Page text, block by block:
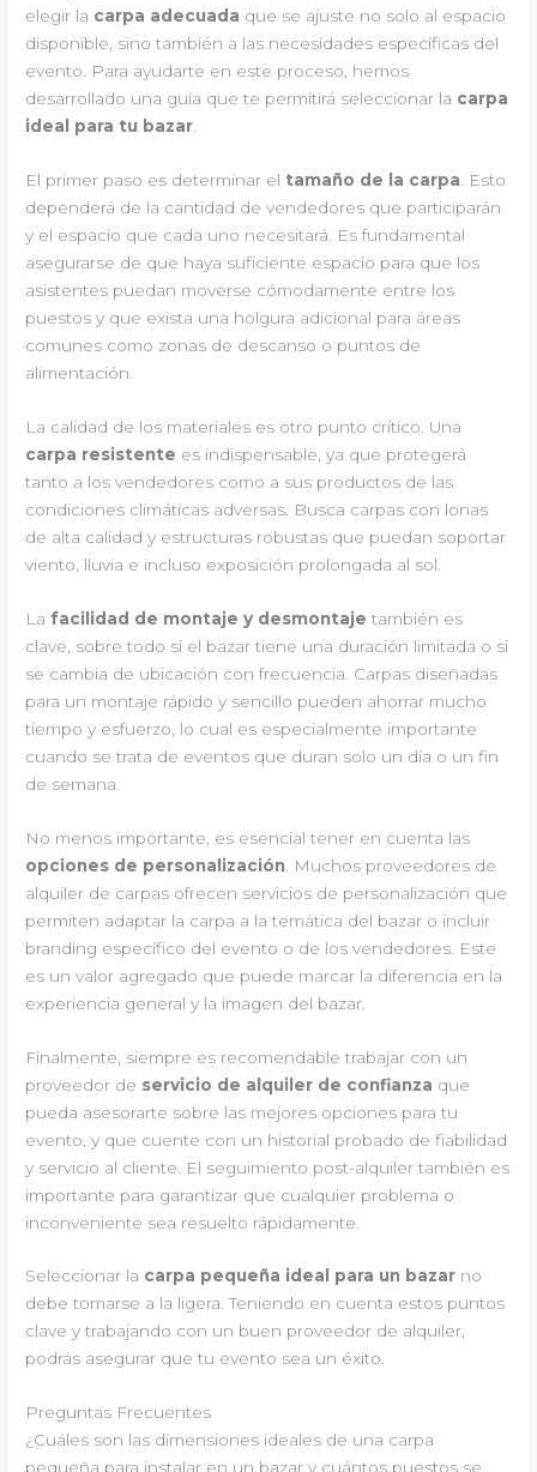
elegir la carpa adecuada que se ajuste no solo al espacio
disponible, sino también a las necesidades específicas del
evento. Para ayudarte en este proceso, hemos
desarrollado una guía que te permitirá seleccionar la carpa
ideal para tu bazar
El primer paso es determinar el tamaño de la carpa . Esto
dependerá de la cantidad de vendedores que participarán
y el espacio que cada uno necesitará. Es fundamental
asegurarse de que haya suficiente espacio para que los
asistentes puedan moverse cómodamente entre los
puestos y que exista una holgura adicional para áreas
comunes como zonas de descanso o puntos de
alimentación.
La calidad de los materiales es otro punto crítico. Una
carpa resistente es indispensable, ya que protegerá
tanto a los vendedores como a sus productos de las
condiciones climáticas adversas. Busca carpas con lonas
de alta calidad y estructuras robustas que puedan soportar
viento, lluvia e incluso exposición prolongada al sol.
La facilidad de montaje y desmontaje también es
clave, sobre todo si el bazar tiene una duración limitada o si
se cambia de ubicación con frecuencia. Carpas diseñadas
para un montaje rápido y sencillo pueden ahorrar mucho
tiempo y esfuerzo, lo cual es especialmente importante
cuando se trata de eventos que duran solo un día o un fin
de semana.
No menos importante, es esencial tener en cuenta las
opciones de personalización . Muchos proveedores de
alquiler de carpas ofrecen servicios de personalización que
permiten adaptar la carpa a la temática del bazar o incluir
branding específico del evento o de los vendedores. Este
es un valor agregado que puede marcar la diferencia en la
experiencia general y la imagen del bazar.
Finalmente, siempre es recomendable trabajar con un
proveedor de servicio de alquiler de confianza que
pueda asesorarte sobre las mejores opciones para tu
evento, y que cuente con un historial probado de fiabilidad
y servicio al cliente. El seguimiento post-alquiler también es
importante para garantizar que cualquier problema o
inconveniente sea resuelto rápidamente.
Seleccionar la carpa pequeña ideal para un bazar no
debe tomarse a la ligera. Teniendo en cuenta estos puntos
clave y trabajando con un buen proveedor de alquiler,
podrás asegurar que tu evento sea un éxito.
Preguntas Frecuentes
¿Cuáles son las dimensiones ideales de una carpa
pequeña para instalar en un bazar y cuántos puestos se